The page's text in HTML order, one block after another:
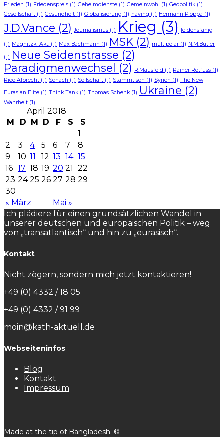
Frieden (1) Friedenspreis (1) Geheimdienste (1) Gemeinwohl (1) Geopolitik(1)
Gesellschaft (1) Gesundheit (1) Globalisierung (1) having (1) Hermann Ploppa (1)
J.D.Vance (2) Journalismus (1) Krieg (3) leidensfähig
(1) Magnitzki Akt. (1) Max Bachmann (1) MSK (2) multipolar (1) N.M.Butler
(1) Neue Seidenstrasse (2)
Paradigmenwechsel (2) R.Mausfeld (1) Rainer Rotfuss (1)
Rico Albrecht (1) Schach (1) Seilschaft (1) Stammtisch (1) Syrien (1) The New
Eurasian Elite (1) Think Tank(1) Thomas Schenk(1) Ukraine (2)
Wahrheit (1)
April 2018
M
D M D F S S
« März Mai »
1
2
3 4 5 6 7
8
9
10 11 12 13 14 15
16 17 18 19 20 21
22
23 24 25 26 27 28 29
30
Ich plädiere für einen grundsätzlichen Wandel in
unserer deutschen und europäischen Politik – weg
von „transatlantisch“ und hin zu „eurasisch“.
Kontakt
Nicht zögern, sondern mich jetzt kontaktieren!
+49 (0) 4332 / 18 05
+49 (0) 4332 / 91 99
moin@kath-aktuell.de
Webseiteninfos
Blog
Kontakt
Impressum
Made at the tip of Bangladesh. ©